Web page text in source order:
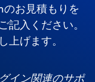
お見積もりを
記入ください。
げます。
イン関連のサポ